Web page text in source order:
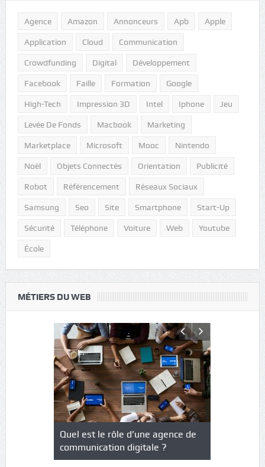
Agence Amazon Annonceurs Apb Apple
Application Cloud Communication
Crowdfunding Digital Développement
Facebook Faille Formation Google
High-Tech Impression 3D Intel Iphone Jeu
Levée De Fonds Macbook Marketing
Marketplace Microsoft Mooc Nintendo
Noël Objets Connectés Orientation Publicité
Robot Référencement Réseaux Sociaux
Samsung Seo Site Smartphone Start-Up
Sécurité Téléphone Voiture Web Youtube
École
MÉTIERS DU WEB
web
Quel est le rôle d’une agence de
communication digitale ?